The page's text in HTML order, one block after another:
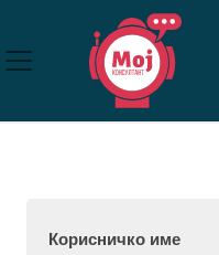
содржината
Корисничко име